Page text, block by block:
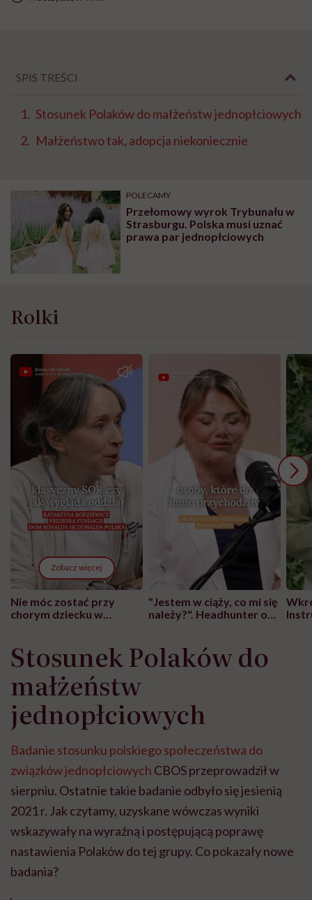
SPIS TREŚCI
Stosunek Polaków do małżeństw jednopłciowych
Małżeństwo tak, adopcja niekoniecznie
POLECAMY
Przełomowy wyrok Trybunału w
Strasburgu. Polska musi uznać
prawa par jednopłciowych
Rolki
Zobacz więcej
Nie móc zostać przy
chorym dziecku w
może chyba tylko
głupota i brak
wyobraźni"
"Jestem w ciąży, co mi się
należy?". Headhunter o
pracy
Stosunek Polaków do
małżeństw
jednopłciowych
Badanie stosunku polskiego społeczeństwa do
związków jednopłciowych CBOS przeprowadził w
sierpniu. Ostatnie takie badanie odbyło się jesienią
2021 r. Jak czytamy, uzyskane wówczas wyniki
wskazywały na wyraźną i postępującą poprawę
nastawienia Polaków do tej grupy. Co pokazały nowe
badania?